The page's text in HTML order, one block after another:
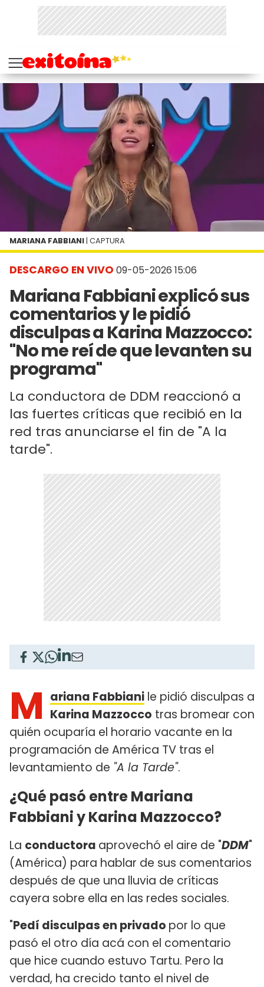
DESCARGO EN VIVO 09-05-2026 15:06
Mariana Fabbiani explicó sus
comentarios y le pidió
disculpas a Karina Mazzocco:
"No me reí de que levanten su
programa"
La conductora de DDM reaccionó a
las fuertes críticas que recibió en la
red tras anunciarse el fin de "A la
tarde".
MARIANA FABBIANI | CAPTURA
M ariana Fabbiani le pidió disculpas a
Karina Mazzocco tras bromear con
quién ocuparía el horario vacante en la
programación de América TV tras el
levantamiento de "A la Tarde".
¿Qué pasó entre Mariana
Fabbiani y Karina Mazzocco?
La conductora aprovechó el aire de "DDM"
(América) para hablar de sus comentarios
después de que una lluvia de críticas
cayera sobre ella en las redes sociales.
"Pedí disculpas en privado por lo que
pasó el otro día acá con el comentario
que hice cuando estuvo Tartu. Pero la
verdad, ha crecido tanto el nivel de